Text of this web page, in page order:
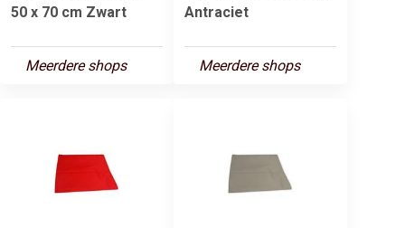
50 x 70 cm Zwart
Meerdere shops
Antraciet
Meerdere shops